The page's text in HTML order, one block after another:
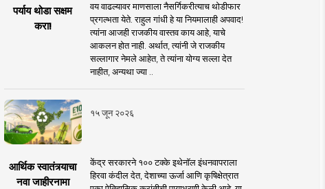
पर्याय थोडा सक्षम
करा!
वय वाढल्यावर माणसाला नैसर्गिकरीत्याच थोडीफार
प्रगल्भता येते. राहुल गांधी हे या नियमालाही अपवाद!
त्यांना आजही राजकीय वास्तव काय आहे, याचे
आकलन होत नाही. अर्थात, त्यांनी जे राजकीय
सल्लागार नेमले आहेत, ते त्यांना योग्य सल्ला देत
नाहीत, अन्यथा ज्या ..
१५ जून २०२६
आर्थिक स्वातंत्र्याचा
नवा जाहीरनामा
केंद्र सरकारने १०० टक्के इथेनॉल इंधनवापराला
हिरवा कंदील देत, देशाच्या ऊर्जा आणि कृषिक्षेत्रात